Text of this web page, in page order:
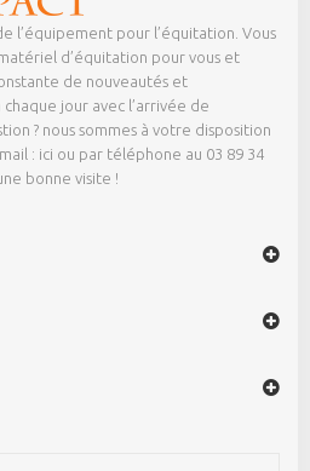
l’équipement pour l’équitation. Vous
d’équitation pour vous et
de nouveautés et
jour avec l’arrivée de
? nous sommes à votre disposition
: ici ou par téléphone au 03 89 34
bonne visite !